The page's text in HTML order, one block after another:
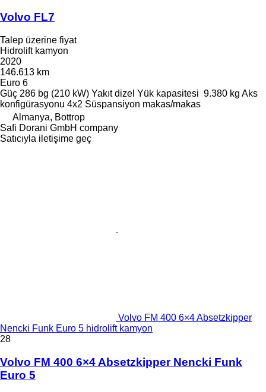
Volvo FL7
Talep üzerine fiyat
Hidrolift kamyon
2020
146.613 km
Euro 6
Güç 286 bg (210 kW) Yakıt dizel Yük kapasitesi 9.380 kg Aks
konfigürasyonu 4x2 Süspansiyon makas/makas
Almanya, Bottrop
Safi Dorani GmbH company
Satıcıyla iletişime geç
Volvo FM 400 6×4 Absetzkipper
Nencki Funk Euro 5 hidrolift kamyon
28
Volvo FM 400 6×4 Absetzkipper Nencki Funk
Euro 5